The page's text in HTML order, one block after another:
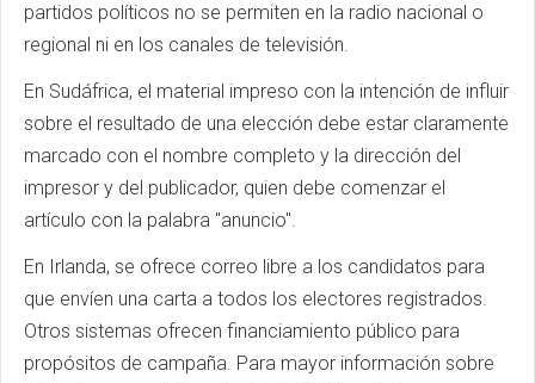
partidos políticos no se permiten en la radio nacional o
regional ni en los canales de televisión.
En Sudáfrica, el material impreso con la intención de influir
sobre el resultado de una elección debe estar claramente
marcado con el nombre completo y la dirección del
impresor y del publicador, quien debe comenzar el
artículo con la palabra "anuncio".
En Irlanda, se ofrece correo libre a los candidatos para
que envíen una carta a todos los electores registrados.
Otros sistemas ofrecen financiamiento público para
propósitos de campaña. Para mayor información sobre